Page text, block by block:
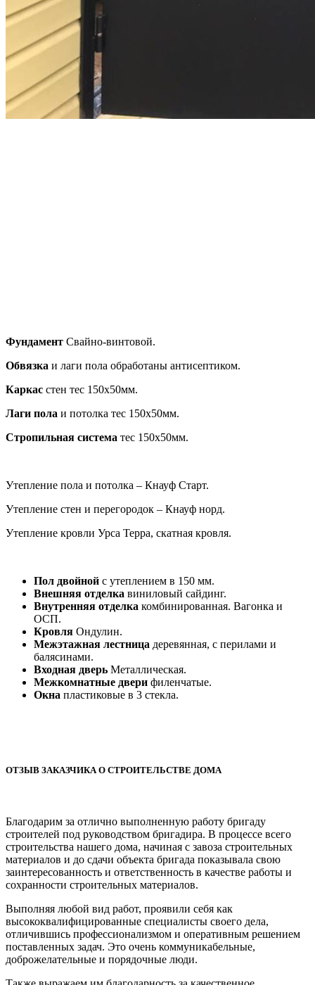
Фундамент Свайно-винтовой.
Обвязка и лаги пола обработаны антисептиком.
Каркас стен тес 150х50мм.
Лаги пола и потолка тес 150х50мм.
Стропильная система тес 150х50мм.
Утепление пола и потолка – Кнауф Старт.
Утепление стен и перегородок – Кнауф норд.
Утепление кровли Урса Терра, скатная кровля.
Пол двойной с утеплением в 150 мм.
Внешняя отделка виниловый сайдинг.
Внутренняя отделка комбинированная. Вагонка и
ОСП.
Кровля Ондулин.
Межэтажная лестница деревянная, с перилами и
балясинами.
Входная дверь Металлическая.
Межкомнатные двери филенчатые.
Окна пластиковые в 3 стекла.
ОТЗЫВ ЗАКАЗЧИКА О СТРОИТЕЛЬСТВЕ ДОМА
Благодарим за отлично выполненную работу бригаду
строителей под руководством бригадира. В процессе всего
строительства нашего дома, начиная с завоза строительных
материалов и до сдачи объекта бригада показывала свою
заинтересованность и ответственность в качестве работы и
сохранности строительных материалов.
Выполняя любой вид работ, проявили себя как
высококвалифицированные специалисты своего дела,
отличившись профессионализмом и оперативным решением
поставленных задач. Это очень коммуникабельные,
доброжелательные и порядочные люди.